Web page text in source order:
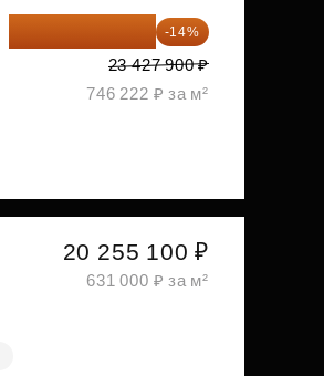
-14%
23 427 900 ₽
746 222 ₽ за м²
20 255 100 ₽
631 000 ₽ за м²